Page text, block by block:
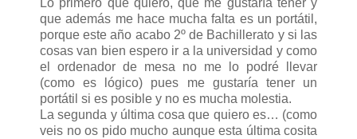
Lo primero que quiero, que me gustaría tener y
que además me hace mucha falta es un portátil,
porque este año acabo 2º de Bachillerato y si las
cosas van bien espero ir a la universidad y como
el ordenador de mesa no me lo podré llevar
(como es lógico) pues me gustaría tener un
portátil si es posible y no es mucha molestia.
La segunda y última cosa que quiero es… (como
veis no os pido mucho aunque esta última cosita